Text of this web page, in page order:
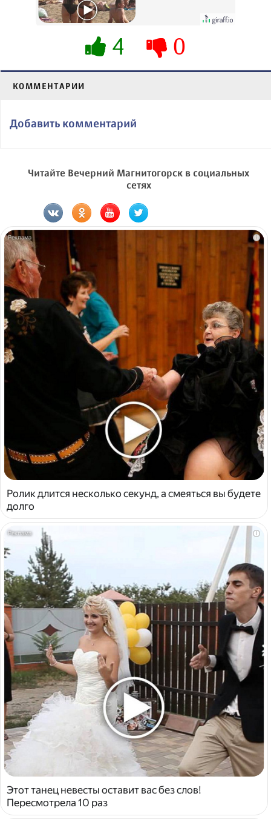
их не видят...
4 0
КОММЕНТАРИИ
Добавить комментарий
Читайте Вечерний Магнитогорск в социальных
сетях
i
Ролик длится несколько секунд, а смеяться вы будете
долго
i
Этот танец невесты оставит вас без слов!
Пересмотрела 10 раз